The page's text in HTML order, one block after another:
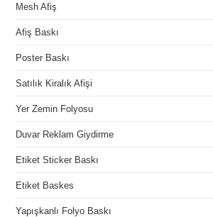
Mesh Afiş
Afiş Baskı
Poster Baskı
Satılık Kiralık Afişi
Yer Zemin Folyosu
Duvar Reklam Giydirme
Etiket Sticker Baskı
Etiket Baskes
Yapışkanlı Folyo Baskı